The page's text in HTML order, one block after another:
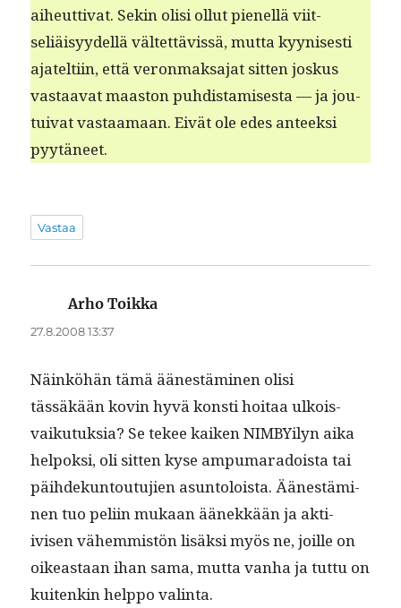
aiheut­ti­vat. Sekin olisi ollut pienel­lä viit­
seliäisyy­del­lä väl­tet­tävis­sä, mut­ta kyynis­es­ti
ajatelti­in, että veron­mak­sa­jat sit­ten joskus
vas­taa­vat maas­ton puhdis­tamis­es­ta — ja jou­
tu­i­v­at vas­taa­maan. Eivät ole edes anteek­si
pyytäneet.
Vastaa
Arho Toikka
27.8.2008 13:37
Näinköhän tämä äänestämi­nen olisi
tässäkään kovin hyvä kon­sti hoitaa ulkois­
vaiku­tuk­sia? Se tekee kaiken NIM­BY­i­lyn aika
helpok­si, oli sit­ten kyse ampumaradoista tai
päi­hdekuntoutu­jien asun­toloista. Äänestämi­
nen tuo peli­in mukaan äänekkään ja akti­
ivisen vähem­mistön lisäk­si myös ne, joille on
oikeas­t­aan ihan sama, mut­ta van­ha ja tut­tu on
kuitenkin help­po valinta.